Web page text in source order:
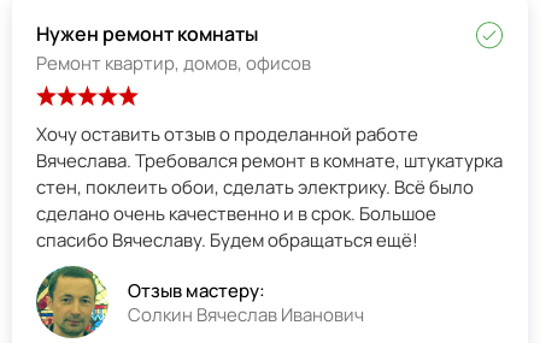
Нужен ремонт комнаты
Ремонт квартир, домов, офисов
Хочу оставить отзыв о проделанной работе
Вячеслава. Требовался ремонт в комнате, штукатурка
стен, поклеить обои, сделать электрику. Всё было
сделано очень качественно и в срок. Большое
спасибо Вячеславу. Будем обращаться ещё!
Отзыв мастеру:
Солкин Вячеслав Иванович